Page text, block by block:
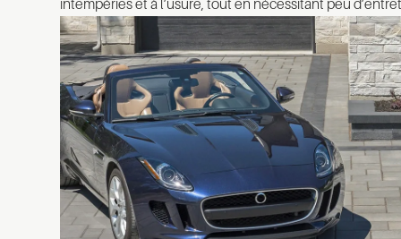
intempéries et à l’usure, tout en nécessitant peu